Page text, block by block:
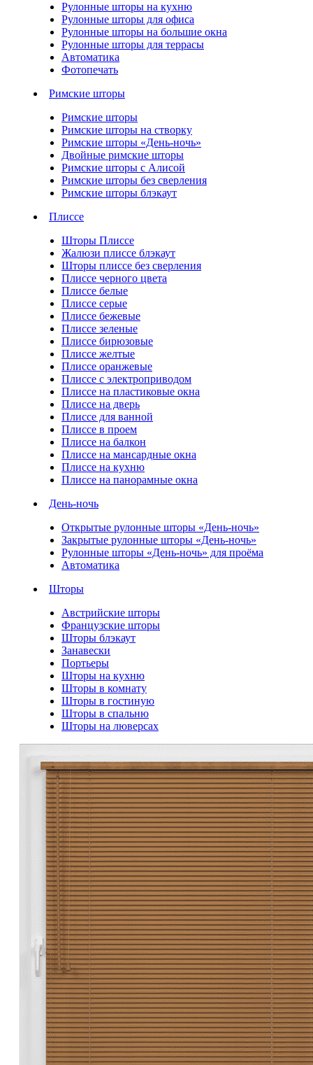
Рулонные шторы на кухню
Рулонные шторы для офиса
Рулонные шторы на большие окна
Рулонные шторы для террасы
Автоматика
Фотопечать
Римские шторы
Римские шторы
Римские шторы на створку
Римские шторы «День-ночь»
Двойные римские шторы
Римские шторы с Алисой
Римские шторы без сверления
Римские шторы блэкаут
Плиссе
Шторы Плиссе
Жалюзи плиссе блэкаут
Шторы плиссе без сверления
Плиссе черного цвета
Плиссе белые
Плиссе серые
Плиссе бежевые
Плиссе зеленые
Плиссе бирюзовые
Плиссе желтые
Плиссе оранжевые
Плиссе с электроприводом
Плиссе на пластиковые окна
Плиссе на дверь
Плиссе для ванной
Плиссе в проем
Плиссе на балкон
Плиссе на мансардные окна
Плиссе на кухню
Плиссе на панорамные окна
День-ночь
Открытые рулонные шторы «День-ночь»
Закрытые рулонные шторы «День-ночь»
Рулонные шторы «День-ночь» для проёма
Автоматика
Шторы
Австрийские шторы
Французские шторы
Шторы блэкаут
Занавески
Портьеры
Шторы на кухню
Шторы в комнату
Шторы в гостиную
Шторы в спальню
Шторы на люверсах